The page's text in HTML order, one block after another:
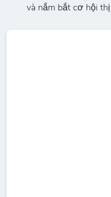
và nắm bắt cơ hội